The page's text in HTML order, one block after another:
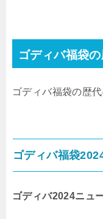
ゴディバ福袋
ゴディバ福袋の歴
ゴディバ福袋
ゴディバ2024ニュ